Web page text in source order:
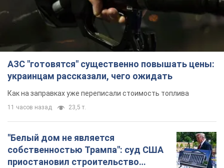
АЗС "готовятся" существенно повышать цены:
украинцам рассказали, чего ожидать
Как на заправках уже переписали стоимость топлива
11 часов назад 23,5 т.
"Белый дом не является
собственностью Трампа": суд США
приостановил строительство